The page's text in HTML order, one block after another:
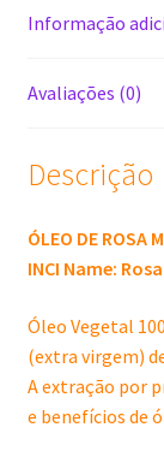
Informação
Avaliações (0)
Descrição
ÓLEO DE ROSA
INCI Name:
Óleo Vegetal
(extra virgem)
A extração por
e benefícios de